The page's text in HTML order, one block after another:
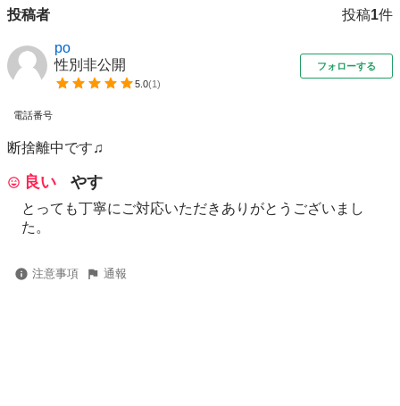
投稿者 投稿1件
po
性別非公開
5.0(1)
フォローする
電話番号
断捨離中です♫
良い やす
とっても丁寧にご対応いただきありがとうございまし
た。
注意事項 通報